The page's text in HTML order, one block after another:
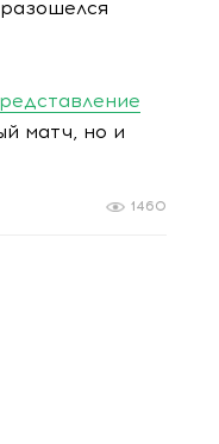
матч, но и
1460